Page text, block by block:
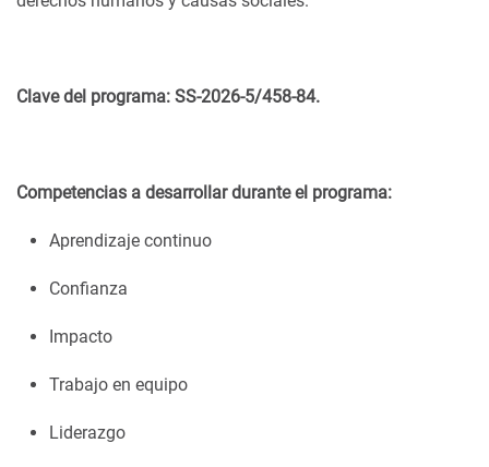
Clave del programa: SS-2026-5/458-84.
Competencias a desarrollar durante el programa:
Aprendizaje continuo
Confianza
Impacto
Trabajo en equipo
Liderazgo